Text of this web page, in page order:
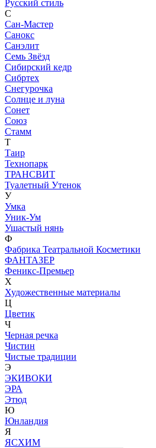
Русский стиль
С
Сан-Мастер
Санокс
Санэлит
Семь Звёзд
Сибирский кедр
Сибртех
Снегурочка
Солнце и луна
Сонет
Союз
Стамм
Т
Таир
Технопарк
ТРАНСВИТ
Туалетный Утенок
У
Умка
Уник-Ум
Ушастый нянь
Ф
Фабрика Театральной Косметики
ФАНТАЗЕР
Феникс-Премьер
Х
Художественные материалы
Ц
Цветик
Ч
Черная речка
Чистин
Чистые традиции
Э
ЭКИВОКИ
ЭРА
Этюд
Ю
Юнландия
Я
ЯСХИМ